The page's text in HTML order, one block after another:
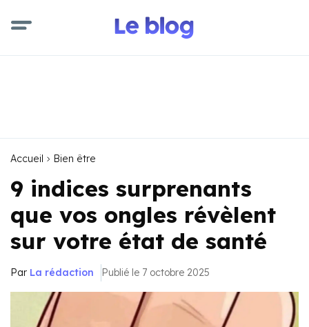
Accueil Bien être
9 indices surprenants
que vos ongles révèlent
sur votre état de santé
Par La rédaction Publié le 7 octobre 2025